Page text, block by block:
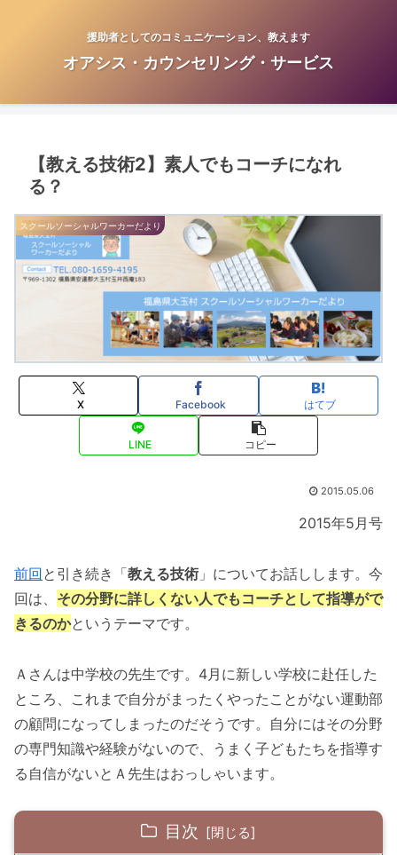
援助者としてのコミュニケーション、教えます
オアシス・カウンセリング・サービス
【教える技術2】素人でもコーチになれ
る？
スクールソーシャルワーカーだより
X Facebook はてブ
LINE コピー
2015.05.06
2015年5月号
前回と引き続き「教える技術 」についてお話しします。今
回は、 その分野に詳しくない人でもコーチとして指導がで
きるのかというテーマです。
Ａさんは中学校の先生です。4月に新しい学校に赴任した
ところ、これまで自分がまったくやったことがない運動部
の顧問になってしまったのだそうです。自分にはその分野
の専門知識や経験がないので、うまく子どもたちを指導す
る自信がないとＡ先生はおっしゃいます。
目次